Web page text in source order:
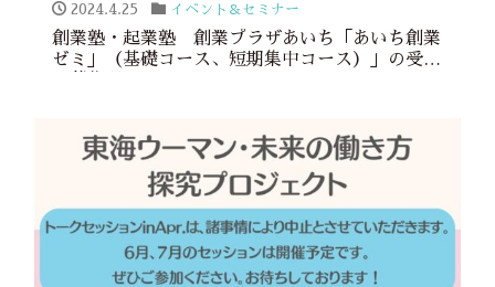
2024.4.25 イベント＆セミナー
創業塾・起業塾 創業プラザあいち「あいち創業
ゼミ」（基礎コース、短期集中コース）」の受講